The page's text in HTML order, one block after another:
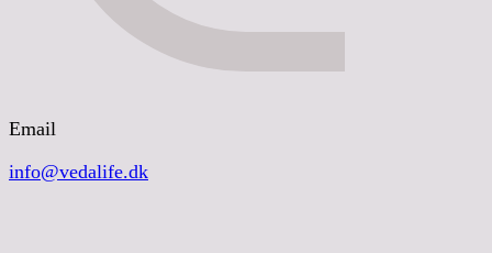
Email
info@vedalife.dk